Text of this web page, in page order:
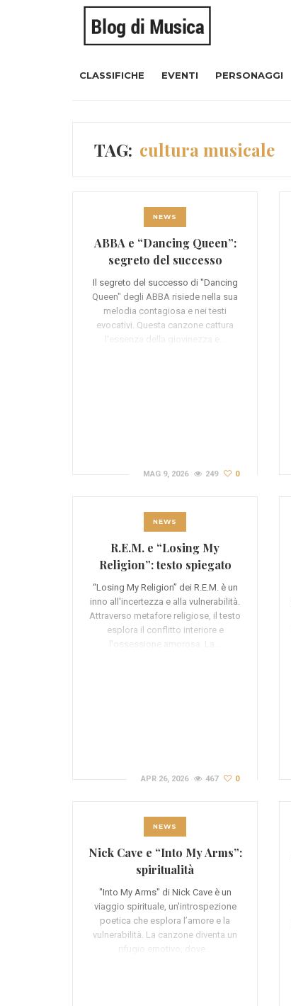
CLASSIFICHE EVENTI PERSONAGGI
TAG: cultura musicale
NEWS
ABBA e “Dancing Queen”:
segreto del successo
Il segreto del successo di "Dancing
Queen" degli ABBA risiede nella sua
melodia contagiosa e nei testi
evocativi. Questa canzone cattura
l'essenza della giovinezza e…
MAG 9, 2026 249 0
NEWS
R.E.M. e “Losing My
Religion”: testo spiegato
“Losing My Religion” dei R.E.M. è un
inno all'incertezza e alla vulnerabilità.
Attraverso metafore religiose, il testo
esplora il conflitto interiore e
l'ossessione amorosa. La…
APR 26, 2026 467 0
NEWS
Nick Cave e “Into My Arms”:
spiritualità
"Into My Arms" di Nick Cave è un
viaggio spirituale, un'introspezione
poetica che esplora l’amore e la
vulnerabilità. La canzone diventa un
rifugio emotivo, dove…